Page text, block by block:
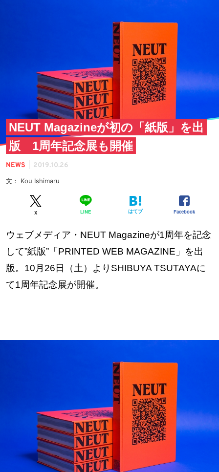
NEUT Magazineが初の「紙版」を出
版 1周年記念展も開催
NEWS 2019.10.26
文： Kou Ishimaru
X LINE はてブ Facebook
ウェブメディア・NEUT Magazineが1周年を記念
して”紙版”「PRINTED WEB MAGAZINE」を出
版。10月26日（土）よりSHIBUYA TSUTAYAに
て1周年記念展が開催。